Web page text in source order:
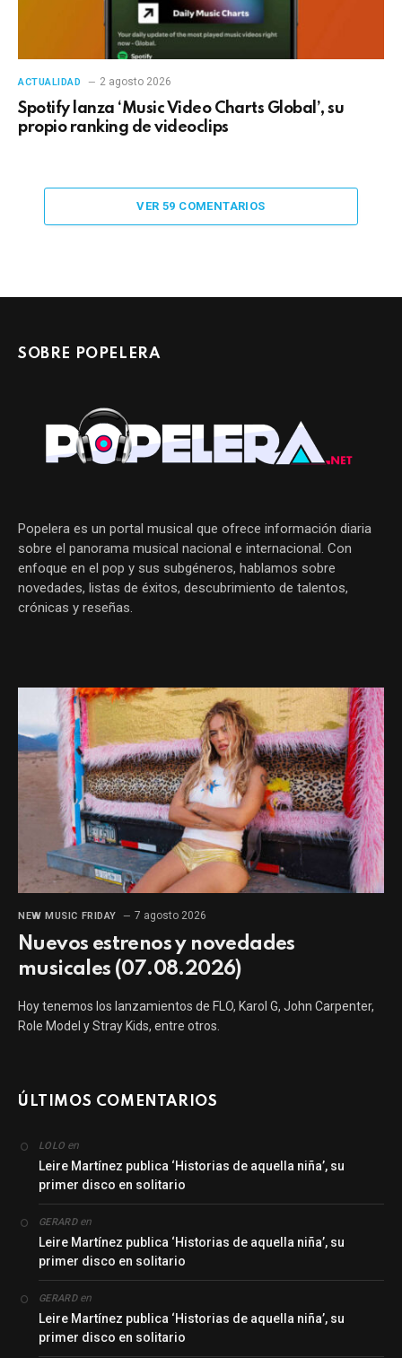
ACTUALIDAD 2 agosto 2026
Spotify lanza ‘Music Video Charts Global’, su
propio ranking de videoclips
VER 59 COMENTARIOS
SOBRE POPELERA
Popelera es un portal musical que ofrece información diaria
sobre el panorama musical nacional e internacional. Con
enfoque en el pop y sus subgéneros, hablamos sobre
novedades, listas de éxitos, descubrimiento de talentos,
crónicas y reseñas.
NEW MUSIC FRIDAY 7 agosto 2026
Nuevos estrenos y novedades
musicales (07.08.2026)
Hoy tenemos los lanzamientos de FLO, Karol G, John Carpenter,
Role Model y Stray Kids, entre otros.
ÚLTIMOS COMENTARIOS
LOLO en
Leire Martínez publica ‘Historias de aquella niña’, su
primer disco en solitario
GERARDen
Leire Martínez publica ‘Historias de aquella niña’, su
primer disco en solitario
GERARDen
Leire Martínez publica ‘Historias de aquella niña’, su
primer disco en solitario